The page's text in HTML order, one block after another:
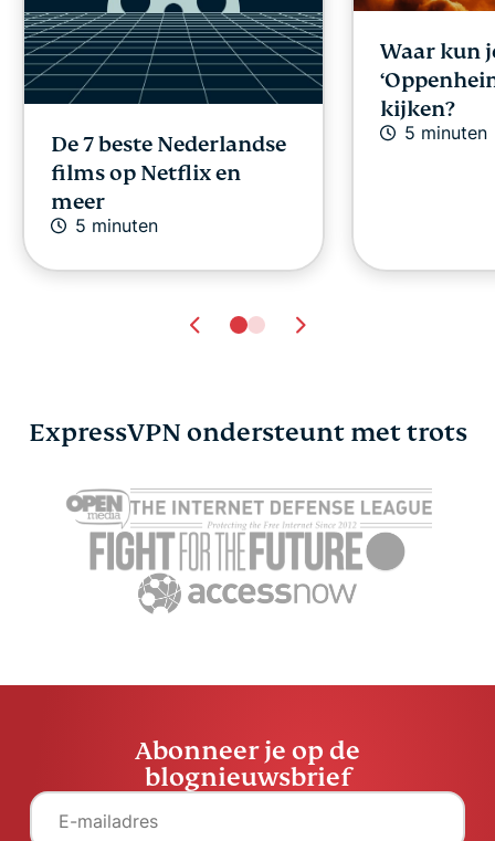
De 7 beste Nederlandse
films op Netflix en
meer
5 minuten
Waar kun
kijken?
5 minuten
werkt het?
Millie Fung 19 minuten
locatie is
gebruikt?
Millie Fung
ExpressVPN ondersteunt met trots
Abonneer je op de
blognieuwsbrief